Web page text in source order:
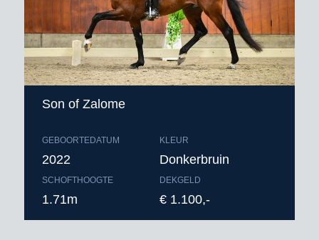
Son of Zalome
GEBOORTEDATUM
2022
SCHOFTHOOGTE
1.71m
KLEUR
Donkerbruin
DEKGELD
€ 1.100,-